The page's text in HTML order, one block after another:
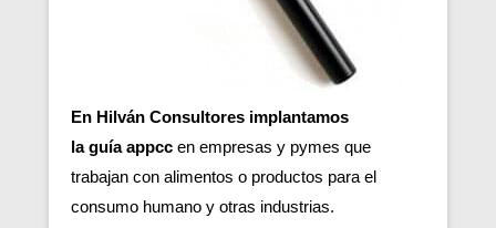
En Hilván Consultores implantamos
la guía appcc en empresas y pymes que
trabajan con alimentos o productos para el
consumo humano y otras industrias.